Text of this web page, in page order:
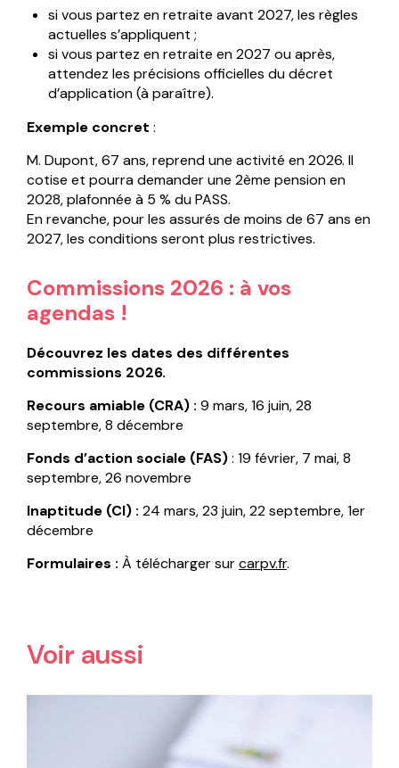
si vous partez en retraite avant 2027, les règles
actuelles s’appliquent ;
si vous partez en retraite en 2027 ou après,
attendez les précisions officielles du décret
d’application (à paraître).
Exemple concret :
M. Dupont, 67 ans, reprend une activité en 2026. Il
cotise et pourra demander une 2ème pension en
2028, plafonnée à 5 % du PASS.
En revanche, pour les assurés de moins de 67 ans en
2027, les conditions seront plus restrictives.
Commissions 2026 : à vos
agendas !
Découvrez les dates des différentes
commissions 2026.
Recours amiable (CRA) : 9 mars, 16 juin, 28
septembre, 8 décembre
Fonds d’action sociale (FAS): 19 février, 7 mai, 8
septembre, 26 novembre
Inaptitude (CI) : 24 mars, 23 juin, 22 septembre, 1er
décembre
Formulaires : À télécharger surcarpv.fr.
Voir aussi